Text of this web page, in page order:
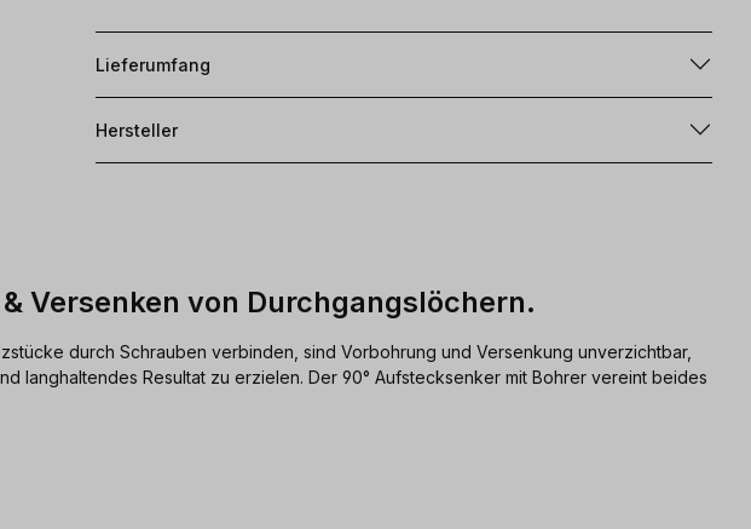
Lieferumfang
Hersteller
Versenken von Durchgangslöchern.
durch Schrauben verbinden, sind Vorbohrung und Versenkung unverzichtbar,
langhaltendes Resultat zu erzielen. Der 90° Aufstecksenker mit Bohrer vereint beides